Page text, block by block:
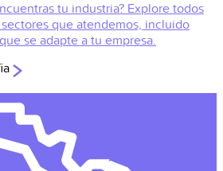
tu industria? Explore todos
sectores que atendemos, incluido
se adapte a tu empresa.